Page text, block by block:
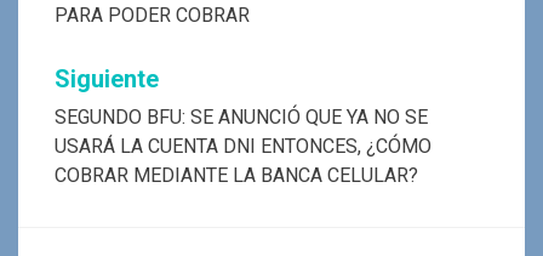
PARA PODER COBRAR
Siguiente
SEGUNDO BFU: SE ANUNCIÓ QUE YA NO SE
USARÁ LA CUENTA DNI ENTONCES, ¿CÓMO
COBRAR MEDIANTE LA BANCA CELULAR?